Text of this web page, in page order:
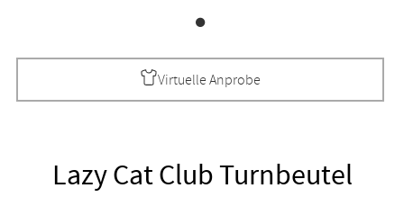
Virtuelle Anprobe
Lazy Cat Club Turnbeutel